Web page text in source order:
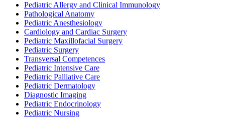
Pediatric Allergy and Clinical Immunology
Pathological Anatomy
Pediatric Anesthesiology
Cardiology and Cardiac Surgery
Pediatric Maxillofacial Surgery
Pediatric Surgery
Transversal Competences
Pediatric Intensive Care
Pediatric Palliative Care
Pediatric Dermatology
Diagnostic Imaging
Pediatric Endocrinology
Pediatric Nursing